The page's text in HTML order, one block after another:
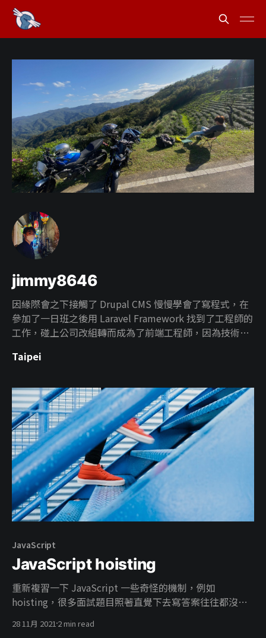
jimmy8646
因緣際會之下接觸了 Drupal CMS 慢慢學會了寫程式，在
參加了一日班之後用 Laravel Framework 找到了工程師的
工作，碰上公司改組轉而成為了前端工程師，因為技術線
Ruby on Rails ，偶而會碰碰行銷案當個切版工。 現在覺
Taipei
JavaScript
JavaScript hoisting
重新複習一下 JavaScript 一些奇怪的機制，例如
hoisting，很多面試題目照著直覺下去寫答案往往都沒有
制。
28 11月 2021 2 min read